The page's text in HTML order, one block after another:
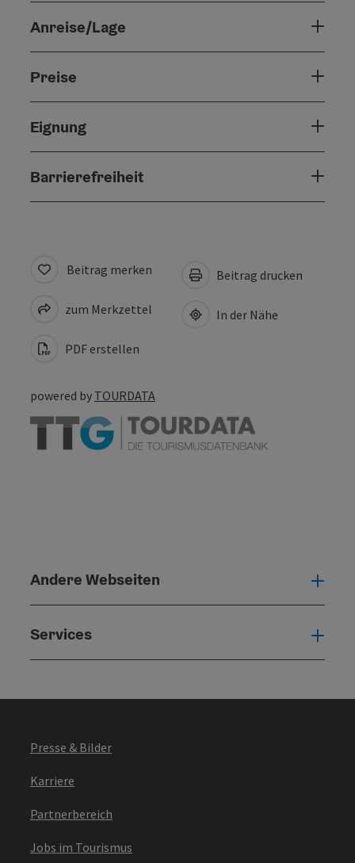
Anreise/Lage
Preise
Eignung
Barrierefreiheit
Beitrag merken
zum Merkzettel
PDF erstellen
Beitrag drucken
In der Nähe
powered by TOURDATA
Andere Webseiten
Services
Presse & Bilder
Karriere
Partnerbereich
Jobs im Tourismus